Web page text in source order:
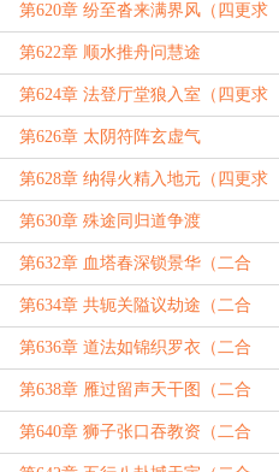
第620章 纷至沓来满界风（四更求
订！）
第622章 顺水推舟问慧途
第624章 法登厅堂狼入室（四更求
订！）
第626章 太阴符阵玄虚气
第628章 纳得火精入地元（四更求
订！）
第630章 殊途同归道争渡
第632章 血塔春深锁景华（二合
一）
第634章 共轭关隘议劫途（二合
一）
第636章 道法如锦织罗衣（二合
一）
第638章 雁过留声天干图（二合
一）
第640章 狮子张口吞教资（二合